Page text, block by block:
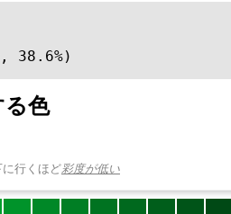
38.6%)
る色
に行くほど彩度が低い